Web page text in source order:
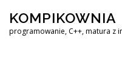
treści
KOMPIKOWNIA
programowanie, C++, matura z